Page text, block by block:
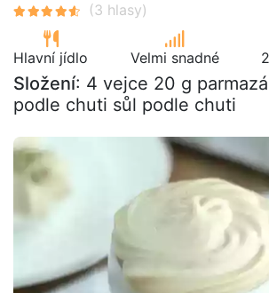
Hlavní jídlo Velmi snadné
Složení: 4 vejce 20 g
podle chuti sůl podle chuti